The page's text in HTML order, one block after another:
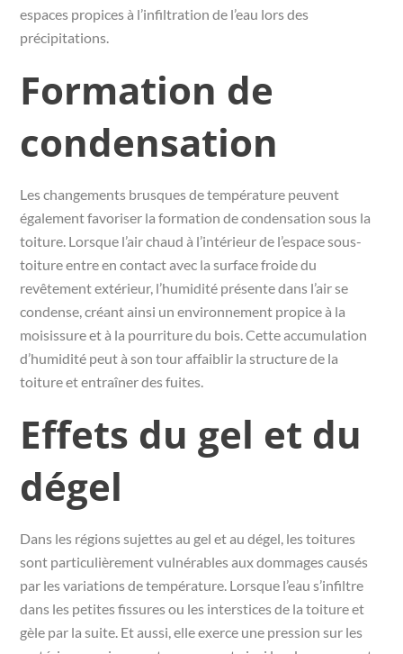
espaces propices à l’infiltration de l’eau lors des
précipitations.
Formation de
condensation
Les changements brusques de température peuvent
également favoriser la formation de condensation sous la
toiture. Lorsque l’air chaud à l’intérieur de l’espace sous-
toiture entre en contact avec la surface froide du
revêtement extérieur, l’humidité présente dans l’air se
condense, créant ainsi un environnement propice à la
moisissure et à la pourriture du bois. Cette accumulation
d’humidité peut à son tour affaiblir la structure de la
toiture et entraîner des fuites.
Effets du gel et du
dégel
Dans les régions sujettes au gel et au dégel, les toitures
sont particulièrement vulnérables aux dommages causés
par les variations de température. Lorsque l’eau s’infiltre
dans les petites fissures ou les interstices de la toiture et
gèle par la suite. Et aussi, elle exerce une pression sur les